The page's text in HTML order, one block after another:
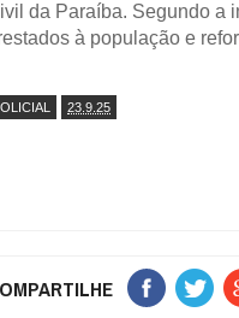
da Paraíba. Segundo a
à população e
23.9.25